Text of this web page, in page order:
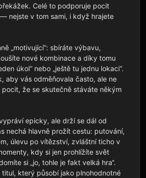
Celé to podporuje pocit
nejste v tom sami, i když hrajete
„motivující“: sbíráte výbavu,
nové kombinace a díky tomu
úkol“ nebo „ještě tu jednu lokaci“.
aby vás odměňovala často, ale ne
že se skutečně stáváte někým
epicky, ale drží se dál od
nechá hlavně prožít cestu: putování,
úlevu po vítězství, zvláštní ticho v
kdy si jen prohlížíte svět
si „jo, tohle je fakt velká hra“.
titul, který působí jako plnohodnotné